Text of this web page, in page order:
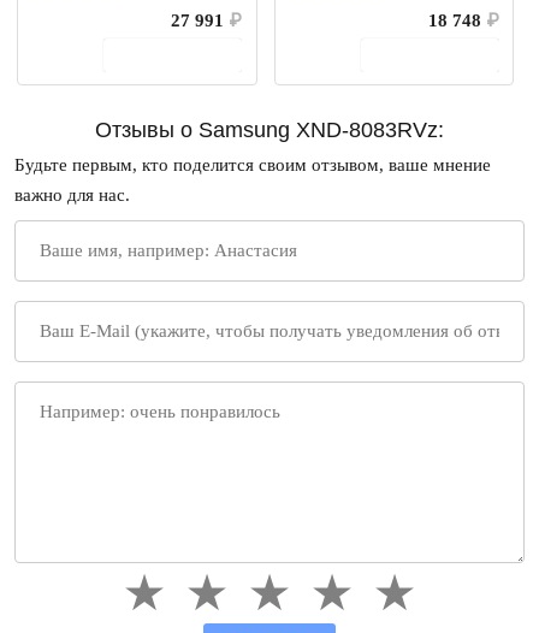
27 991 ₽
18 748 ₽
Отзывы о Samsung XND-8083RVz:
Будьте первым, кто поделится своим отзывом, ваше мнение
важно для нас.